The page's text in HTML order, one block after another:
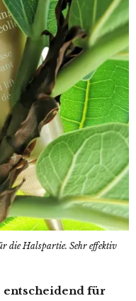
die Halspartie. Sehr effektiv
entscheidend für